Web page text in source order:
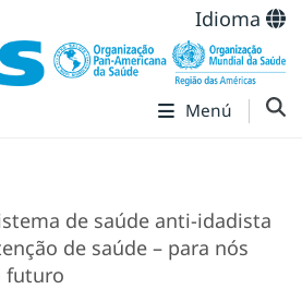
Idioma
Menú
de saúde anti-idadista
de saúde – para nós
futuro